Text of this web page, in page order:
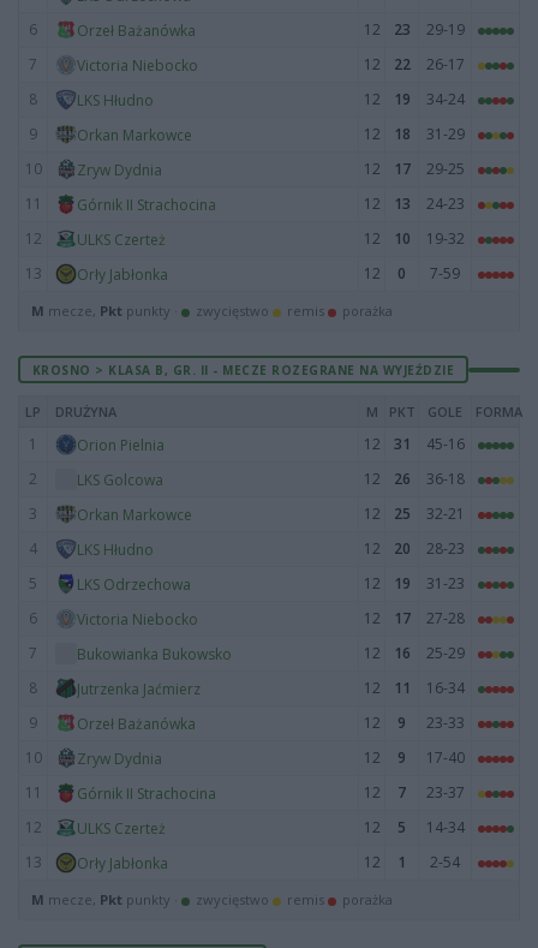
6
Orzeł Bażanówka 12 23
29-19
7
Victoria Niebocko 12 22
26-17
8
LKS Hłudno 12 19
34-24
9
Orkan Markowce 12 18
31-29
10
Zryw Dydnia 12 17
29-25
11
Górnik II Strachocina 12 13
24-23
12
ULKS Czerteż 12 10
19-32
13
Orły Jabłonka 12 0 7-59
M mecze, Pkt punkty · zwycięstwo remis porażka
KROSNO > KLASA B, GR. II - MECZE ROZEGRANE NA WYJEŹDZIE
LP DRUŻYNA M PKT GOLE FORMA
1 Orion Pielnia 12 31
45-16
2
LKS Golcowa 12 26
36-18
3
Orkan Markowce 12 25
32-21
4
LKS Hłudno 12 20
28-23
5
LKS Odrzechowa 12 19
31-23
6
Victoria Niebocko 12 17
27-28
7
Bukowianka Bukowsko 12 16
25-29
8
Jutrzenka Jaćmierz 12 11
16-34
9
Orzeł Bażanówka 12 9
23-33
10
Zryw Dydnia 12 9
17-40
11
Górnik II Strachocina 12 7
23-37
12
ULKS Czerteż 12 5
14-34
13
Orły Jabłonka 12 1 2-54
M mecze, Pkt punkty · zwycięstwo remis porażka